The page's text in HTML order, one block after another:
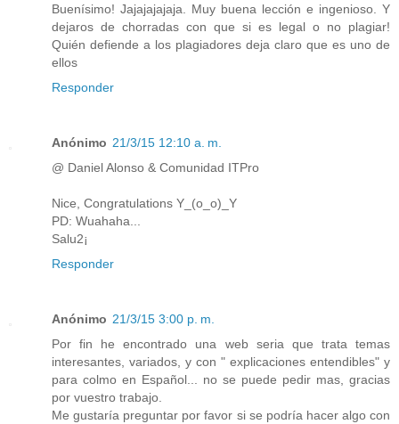
Buenísimo! Jajajajajaja. Muy buena lección e ingenioso. Y
dejaros de chorradas con que si es legal o no plagiar!
Quién defiende a los plagiadores deja claro que es uno de
ellos
Responder
Anónimo 21/3/15 12:10 a. m.
@ Daniel Alonso & Comunidad ITPro
Nice, Congratulations Y_(o_o)_Y
PD: Wuahaha...
Salu2¡
Responder
Anónimo 21/3/15 3:00 p. m.
Por fin he encontrado una web seria que trata temas
interesantes, variados, y con " explicaciones entendibles" y
para colmo en Español... no se puede pedir mas, gracias
por vuestro trabajo.
Me gustaría preguntar por favor si se podría hacer algo con